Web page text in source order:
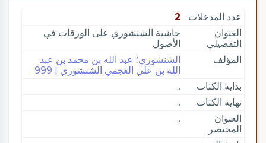
عدد المدخلات
2
العنوان
التفصيلي
حاشية الشنشوري على الورقات في
الأصول
المؤلف
الشنشوري؛ عبد الله بن محمد بن عبد
الله بن علي العجمي الشنشوري | 999
بداية الكتاب
...
نهاية الكتاب
...
العنوان
المختصر
...